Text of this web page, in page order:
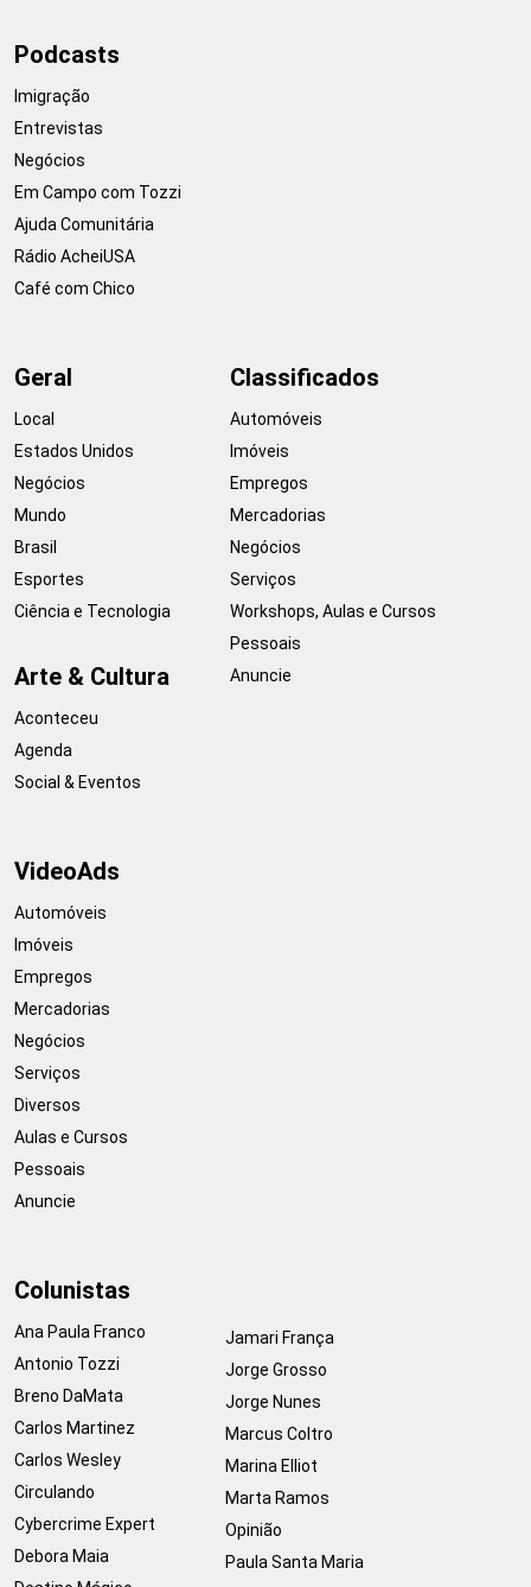
Podcasts
Imigração
Entrevistas
Negócios
Em Campo com Tozzi
Ajuda Comunitária
Rádio AcheiUSA
Café com Chico
Geral
Local
Estados Unidos
Negócios
Mundo
Brasil
Esportes
Ciência e Tecnologia
Arte & Cultura
Aconteceu
Agenda
Social & Eventos
Classificados
Automóveis
Imóveis
Empregos
Mercadorias
Negócios
Serviços
Workshops, Aulas e Cursos
Pessoais
Anuncie
VideoAds
Automóveis
Imóveis
Empregos
Mercadorias
Negócios
Serviços
Diversos
Aulas e Cursos
Pessoais
Anuncie
Colunistas
Ana Paula Franco
Antonio Tozzi
Breno DaMata
Carlos Martinez
Carlos Wesley
Circulando
Cybercrime Expert
Debora Maia
Jamari França
Jorge Grosso
Jorge Nunes
Marcus Coltro
Marina Elliot
Marta Ramos
Opinião
Paula Santa Maria